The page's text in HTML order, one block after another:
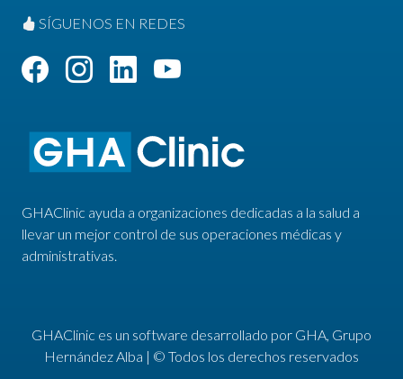
SÍGUENOS EN REDES
GHAClinic ayuda a organizaciones dedicadas a la salud a
llevar un mejor control de sus operaciones médicas y
administrativas.
GHAClinic es un software desarrollado por GHA, Grupo
Hernández Alba | © Todos los derechos reservados